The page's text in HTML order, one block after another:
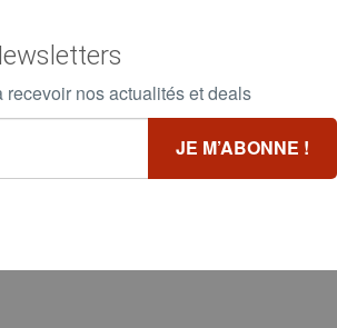
recevoir nos actualités et deals